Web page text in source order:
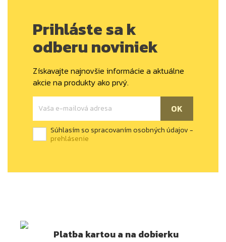
Prihláste sa k
odberu noviniek
Získavajte najnovšie informácie a aktuálne
akcie na produkty ako prvý.
Súhlasím so spracovaním osobných údajov -
prehlásenie
Platba kartou a na dobierku